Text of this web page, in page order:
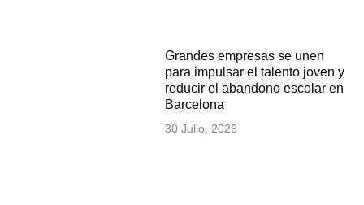
Grandes empresas se unen
para impulsar el talento joven y
reducir el abandono escolar en
Barcelona
30 Julio, 2026